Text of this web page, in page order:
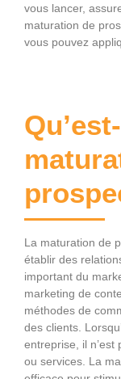
vous lancer,
maturation de
vous pouvez
La maturation de
établir des
important du
marketing de
méthodes de
des clients.
entreprise, il
ou services. La